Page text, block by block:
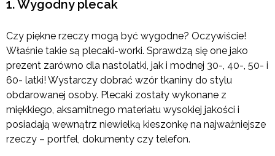
1. Wygodny plecak
Czy piękne rzeczy mogą być wygodne? Oczywiście!
Właśnie takie są plecaki-worki. Sprawdzą się one jako
prezent zarówno dla nastolatki, jak i modnej 30-, 40-, 50- i
60- latki! Wystarczy dobrać wzór tkaniny do stylu
obdarowanej osoby. Plecaki zostały wykonane z
miękkiego, aksamitnego materiału wysokiej jakości i
posiadają wewnątrz niewielką kieszonkę na najważniejsze
rzeczy – portfel, dokumenty czy telefon.